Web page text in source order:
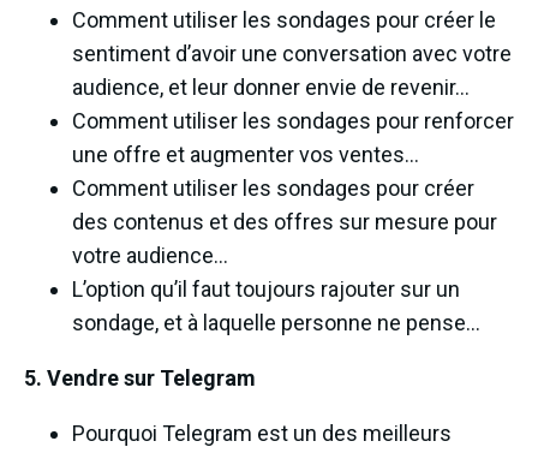
Comment utiliser les sondages pour créer le
sentiment d’avoir une conversation avec votre
audience, et leur donner envie de revenir…
Comment utiliser les sondages pour renforcer
une offre et augmenter vos ventes…
Comment utiliser les sondages pour créer
des contenus et des offres sur mesure pour
votre audience…
L’option qu’il faut toujours rajouter sur un
sondage, et à laquelle personne ne pense…
5. Vendre sur Telegram
Pourquoi Telegram est un des meilleurs